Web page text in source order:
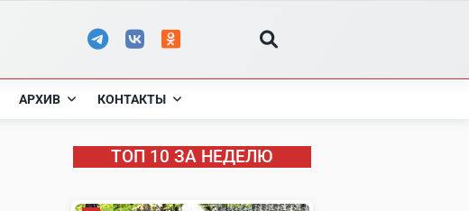
АРХИВ КОНТАКТЫ
ТОП 10 ЗА НЕДЕЛЮ